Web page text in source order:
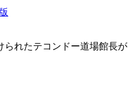
られたテコンドー道場館長が